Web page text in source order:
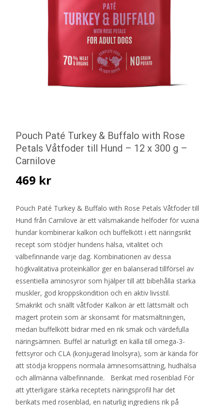
Pouch Paté Turkey & Buffalo with Rose
Petals Våtfoder till Hund – 12 x 300 g –
Carnilove
469 kr
Pouch Paté Turkey & Buffalo with Rose Petals Våtfoder till
Hund från Carnilove är ett välsmakande helfoder för vuxna
hundar kombinerar kalkon och buffelkött i ett näringsrikt
recept som stödjer hundens hälsa, vitalitet och
välbefinnande varje dag. Kombinationen av dessa
högkvalitativa proteinkällor ger en balanserad tillförsel av
essentiella aminosyror som hjälper till att bibehålla starka
muskler, god kroppskondition och en aktiv livsstil.
Smakrikt och snällt våtfoder Kalkon är ett lättsmält och
magert protein som är skonsamt för matsmältningen,
medan buffelkött bidrar med en rik smak och värdefulla
näringsämnen. Buffel är naturligt en källa till omega-3-
fettsyror och CLA (konjugerad linolsyra), som är kända för
att stödja kroppens normala ämnesomsättning, hudhälsa
och allmänna välbefinnande. Berikat med rosenblad För
att ytterligare stärka receptets näringsprofil har det
berikats med rosenblad, en naturlig ingrediens rik på